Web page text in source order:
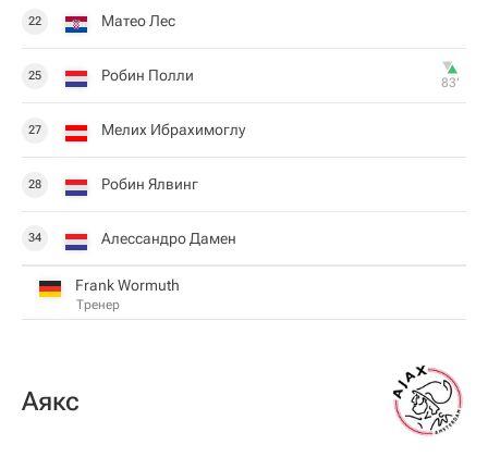
22 Матео Лес
25 Робин Полли 83‎’‎
27 Мелих Ибрахимоглу
28 Робин Ялвинг
34 Алессандро Дамен
Frank Wormuth
Тренер
Аякс